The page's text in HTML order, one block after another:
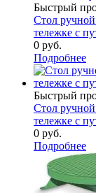
Быстрый
Стол
тележке с
0 руб.
Подробнее
Быстрый
Стол
тележке с
0 руб.
Подробнее